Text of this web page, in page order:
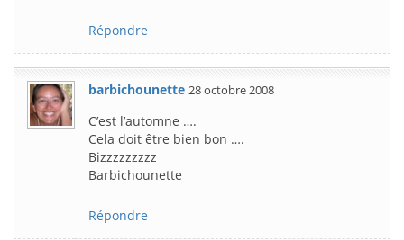
Répondre
barbichounette 28 octobre 2008
C’est l’automne ….
Cela doit être bien bon ….
Bizzzzzzzzz
Barbichounette
Répondre